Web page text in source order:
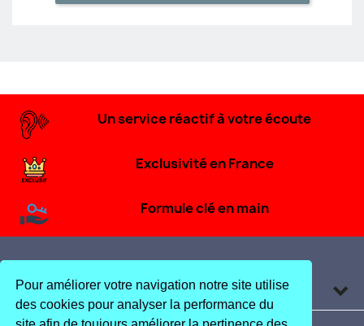
Pour améliorer votre navigation notre site utilise
des cookies pour analyser la performance du
Un service réactif à votre écoute
Exclusivité en France
Formule clé en main
Produits 